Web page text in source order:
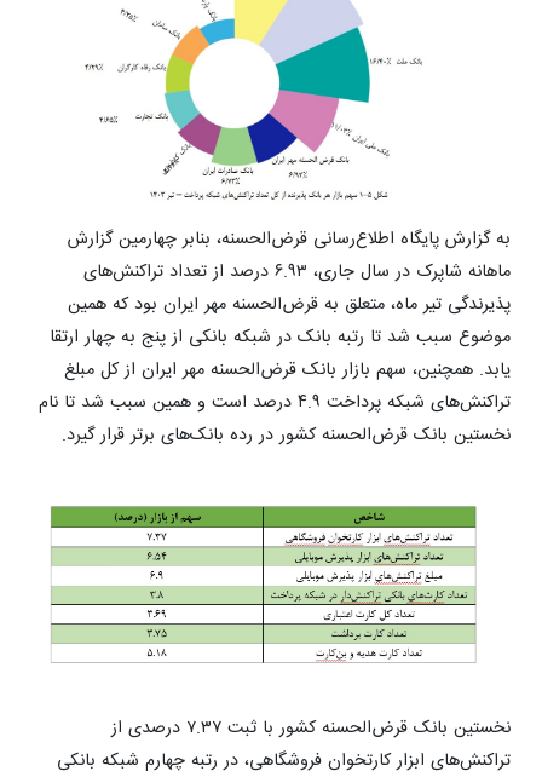
به گزارش پایگاه اطلاع‌رسانی قرض‌الحسنه، بنابر چهارمین گزارش
ماهانه شاپرک در سال جاری، ۶.۹۳ درصد از تعداد تراکنش‌های
پذیرندگی تیر ماه، متعلق به قرض‌الحسنه مهر ایران بود که همین
موضوع سبب شد تا رتبه بانک در شبکه بانکی از پنج به چهار ارتقا
یابد. همچنین، سهم بازار بانک قرض‌الحسنه مهر ایران از کل مبلغ
تراکنش‌های شبکه پرداخت ۴.۹ درصد است و همین سبب شد تا نام
نخستین بانک قرض‌الحسنه کشور در رده بانک‌های برتر قرار گیرد.
نخستین بانک قرض‌الحسنه کشور با ثبت ۷.۳۷ درصدی از
تراکنش‌های ابزار کارتخوان فروشگاهی، در رتبه چهارم شبکه بانکی